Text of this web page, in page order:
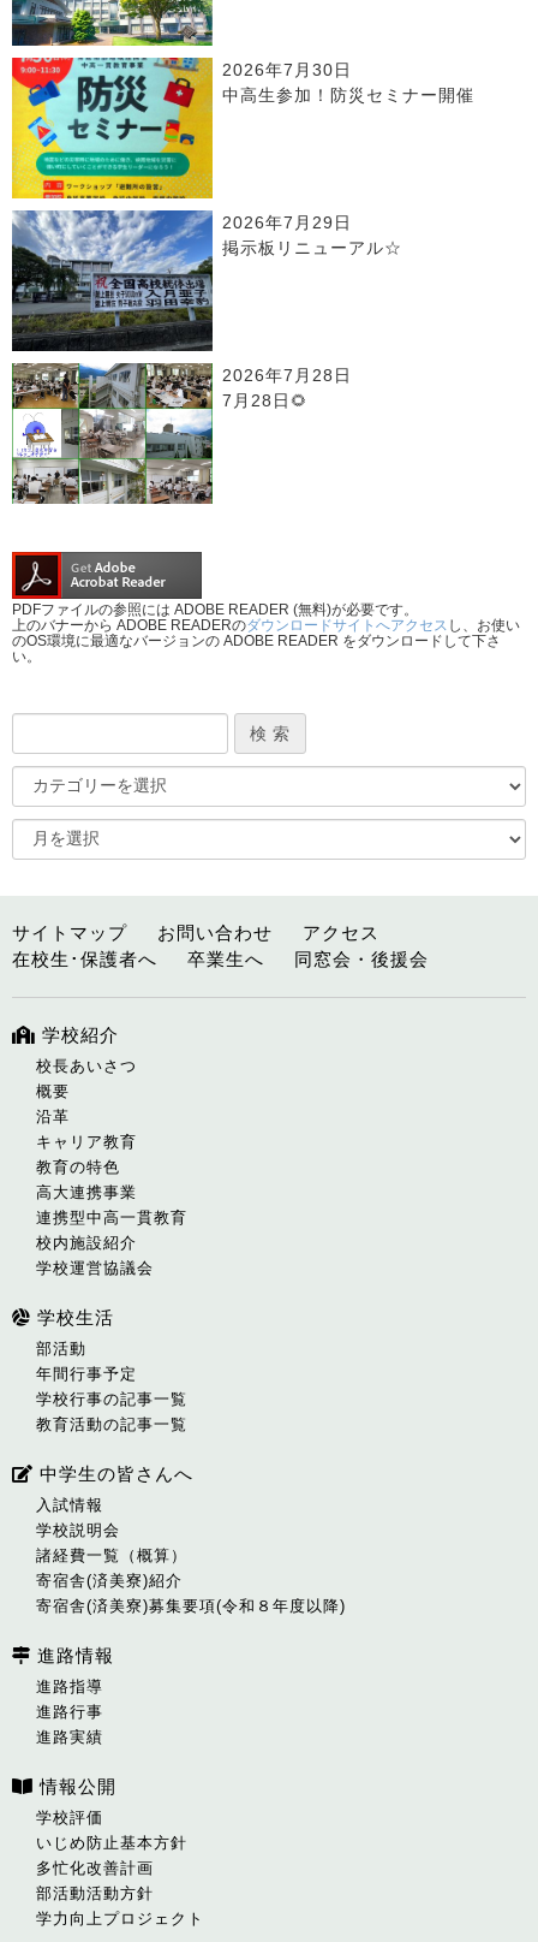
2026年7月30日
中高生参加！防災セミナー開催
2026年7月29日
掲示板リニューアル☆
2026年7月28日
7月28日🌻
PDFファイルの参照には ADOBE READER (無料)が必要です。
上のバナーから ADOBE READERのダウンロードサイトへアクセス し、お使い
のOS環境に最適なバージョンの ADOBE READER をダウンロードして下さ
い。
サイトマップ お問い合わせ
アクセス
在校生･保護者へ
卒業生へ 同窓会・後援会
学校紹介
校長あいさつ
概要
沿革
キャリア教育
教育の特色
高大連携事業
連携型中高一貫教育
校内施設紹介
学校運営協議会
学校生活
部活動
年間行事予定
学校行事の記事一覧
教育活動の記事一覧
中学生の皆さんへ
入試情報
学校説明会
諸経費一覧（概算）
寄宿舎(済美寮)紹介
寄宿舎(済美寮)募集要項(令和８年度以降)
進路情報
進路指導
進路行事
進路実績
情報公開
学校評価
いじめ防止基本方針
多忙化改善計画
部活動活動方針
学力向上プロジェクト